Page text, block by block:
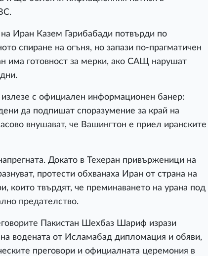
Иран Казем Гарибабади потвърди по
спиране на огъня, но запази по-прагматичен
има готовност за мерки, ако САЩ нарушат
с официален информационен банер:
да подпишат споразумение за край на
внушават, че Вашингтон е приел иранските
Докато в Техеран привърженици на
протести обхванаха Иран от страна на
които твърдят, че преминаването на урана под
предателство.
Пакистан Шехбаз Шариф изрази
водената от Исламабад дипломация и обяви,
преговори и официалната церемония в